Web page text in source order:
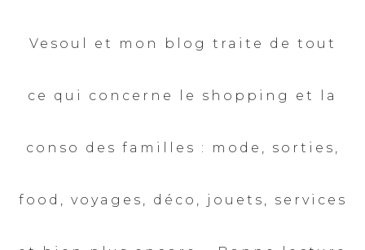
Vesoul et mon blog traite de tout
ce qui concerne le shopping et la
conso des familles : mode, sorties,
food, voyages, déco, jouets, services